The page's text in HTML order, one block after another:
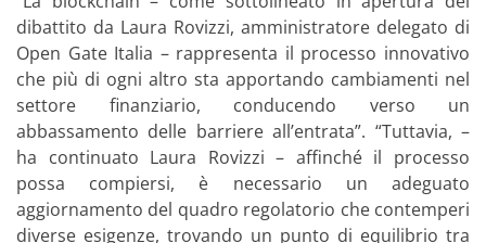
dibattito da Laura Rovizzi, amministratore delegato di
Open Gate Italia – rappresenta il processo innovativo
che più di ogni altro sta apportando cambiamenti nel
settore finanziario, conducendo verso un
abbassamento delle barriere all’entrata”. “Tuttavia, –
ha continuato Laura Rovizzi – affinché il processo
possa compiersi, è necessario un adeguato
aggiornamento del quadro regolatorio che contemperi
diverse esigenze, trovando un punto di equilibrio tra